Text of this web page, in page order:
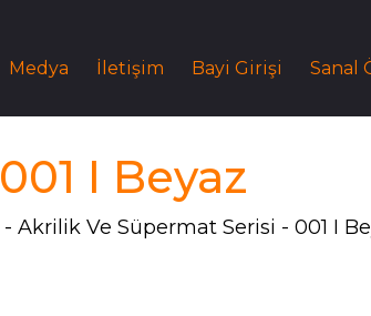
Medya İletişim Bayi Girişi Sanal
001 I Beyaz
Akrilik Ve Süpermat Serisi 001 I